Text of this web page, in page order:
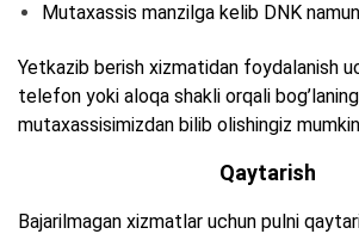
Mutaxassis manzilga kelib DNK
Yetkazib berish xizmatidan foydalanish
telefon yoki aloqa shakli orqali
mutaxassisimizdan bilib olishingiz
Qaytarish
Bajarilmagan xizmatlar uchun pulni